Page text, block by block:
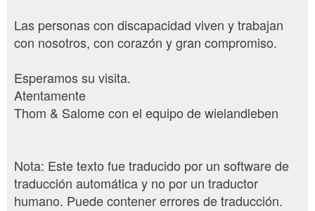
Las personas con discapacidad viven y trabajan
con nosotros, con corazón y gran compromiso.
Esperamos su visita.
Atentamente
Thom & Salome con el equipo de wielandleben
Nota: Este texto fue traducido por un software de
traducción automática y no por un traductor
humano. Puede contener errores de traducción.